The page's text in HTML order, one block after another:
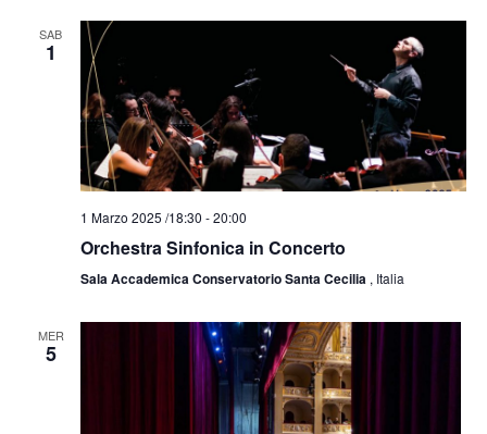
SAB
1
1 Marzo 2025 /18:30 -20:00
Orchestra Sinfonica in Concerto
Sala Accademica Conservatorio Santa Cecilia , Italia
MER
5